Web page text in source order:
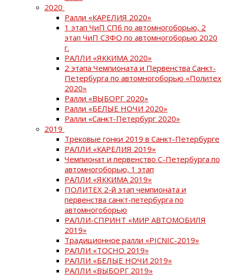
2020
Ралли «КАРЕЛИЯ 2020»
1 этап ЧиП СПб по автомногоборью, 2
этап ЧиП СЗФО по автомногоборью 2020
г.
РАЛЛИ «ЯККИМА 2020»
2 этапа Чемпионата и Первенства Санкт-
Петербурга по автомногоборью «Политех
2020»
Ралли «ВЫБОРГ 2020»
Ралли «БЕЛЫЕ НОЧИ 2020»
Ралли «Санкт-Петербург 2020»
2019
Трековые гонки 2019 в Санкт-Петербурге
РАЛЛИ «КАРЕЛИЯ 2019»
Чемпионат и первенство С-Петербурга по
автомногоборью, 1 этап
РАЛЛИ «ЯККИМА 2019»
ПОЛИТЕХ 2-й этап чемпионата и
первенства санкт-петербурга по
автомногоборью
РАЛЛИ-СПРИНТ «МИР АВТОМОБИЛЯ
2019»
Традиционное ралли «PICNIC-2019»
РАЛЛИ «ТОСНО 2019»
РАЛЛИ «БЕЛЫЕ НОЧИ 2019»
РАЛЛИ «ВЫБОРГ 2019»